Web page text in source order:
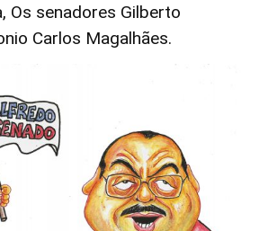
Os senadores Gilberto
Carlos Magalhães.